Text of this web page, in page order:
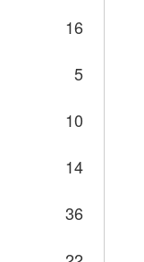
16
5
10
14
36